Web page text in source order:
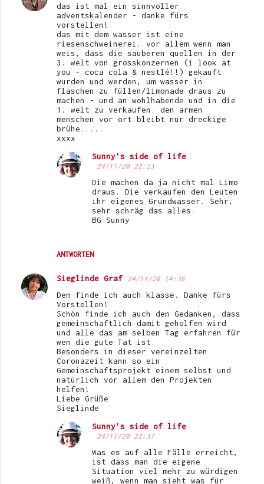
das ist mal ein sinnvoller
adventskalender - danke fürs
vorstellen!
das mit dem wasser ist eine
riesenschweinerei. vor allem wenn man
weis, dass die sauberen quellen in der
3. welt von grosskonzernen (i look at
you - coca cola & nestlé!!) gekauft
wurden und werden, um wasser in
flaschen zu füllen/limonade draus zu
machen - und an wohlhabende und in die
1. welt zu verkaufen. den armen
menschen vor ort bleibt nur dreckige
brühe.....
xxxx
ANTWORTEN
Sunny's side of life
24/11/20 22:23
Die machen da ja nicht mal Limo
draus. Die verkaufen den Leuten
ihr eigenes Grundwasser. Sehr,
sehr schräg das alles.
BG Sunny
Sieglinde Graf 24/11/20 14:36
Den finde ich auch klasse. Danke fürs
Vorstellen!
Schön finde ich auch den Gedanken, dass
gemeinschaftlich damit geholfen wird
und alle das am selben Tag erfahren für
wen die gute Tat ist.
Besonders in dieser vereinzelten
Coronazeit kann so ein
Gemeinschaftsprojekt einem selbst und
natürlich vor allem den Projekten
helfen!
Liebe Grüße
Sieglinde
Sunny's side of life
24/11/20 22:37
Was es auf alle Fälle erreicht,
ist dass man die eigene
Situation viel mehr zu würdigen
weiß, wenn man sieht was für